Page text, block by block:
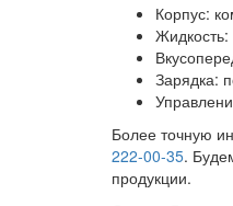
Корпус:
Жидкость:
Зарядка:
Более точную
222-00-35.
продукции.